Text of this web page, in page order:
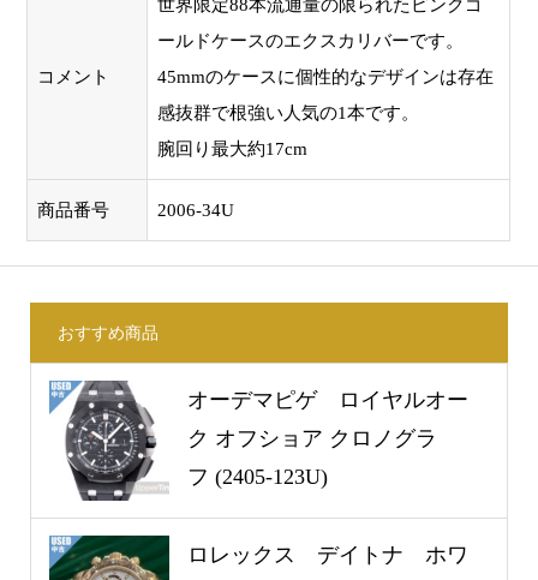
コメント
世界限定88本流通量の限られたピンクゴ
ールドケースのエクスカリバーです。
45mmのケースに個性的なデザインは存在
感抜群で根強い人気の1本です。
腕回り最大約17cm
商品番号 2006-34U
おすすめ商品
オーデマピゲ ロイヤルオー
ク オフショア クロノグラ
フ (2405-123U)
ロレックス デイトナ ホワ